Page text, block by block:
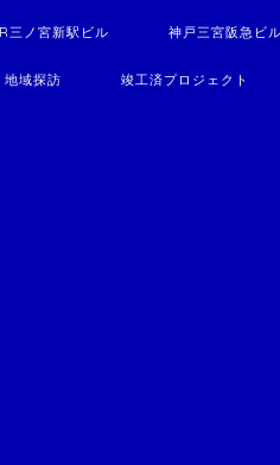
三ノ宮新駅ビル 神戸三宮阪急ビル
地域探訪 竣工済プロジェクト